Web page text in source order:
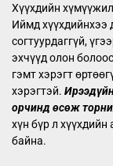
Хүүхдийн
Иймд хүүхдийнхээ
согтуурдаггүй,
эхчүүд олон
гэмт хэрэгт
хэрэгтэй.
орчинд өсөж
хүн бүр л хүүхдийн
байна.